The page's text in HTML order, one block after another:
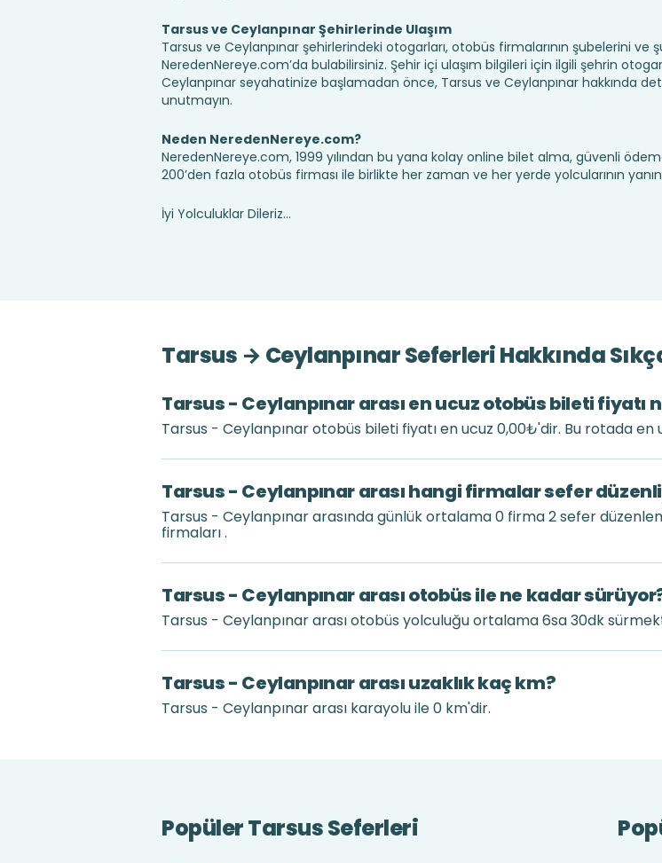
Tarsus ve Ceylanpınar Şehirlerinde Ulaşım
Tarsus ve Ceylanpınar şehirlerindeki otogarları, otobüs firmalarının şubelerini ve
NeredenNereye.com’da bulabilirsiniz. Şehir içi ulaşım bilgileri için ilgili şehrin
Ceylanpınar seyahatinize başlamadan önce, Tarsus ve Ceylanpınar hakkında
unutmayın.
Neden NeredenNereye.com?
NeredenNereye.com, 1999 yılından bu yana kolay online bilet alma, güvenli
200’den fazla otobüs firması ile birlikte her zaman ve her yerde yolcularının
İyi Yolculuklar Dileriz...
Tarsus → Ceylanpınar Seferleri Hakkında
Tarsus - Ceylanpınar arası en ucuz otobüs bileti fiyatı
Tarsus - Ceylanpınar otobüs bileti fiyatı en ucuz 0,00₺'dir. Bu rotada
Tarsus - Ceylanpınar arası hangi firmalar sefer
Tarsus - Ceylanpınar arasında günlük ortalama 0 firma 2 sefer
firmaları .
Tarsus - Ceylanpınar arası otobüs ile ne kadar
Tarsus - Ceylanpınar arası otobüs yolculuğu ortalama 6sa 30dk
Tarsus - Ceylanpınar arası uzaklık kaç km?
Tarsus - Ceylanpınar arası karayolu ile 0 km'dir.
Popüler Tarsus Seferleri